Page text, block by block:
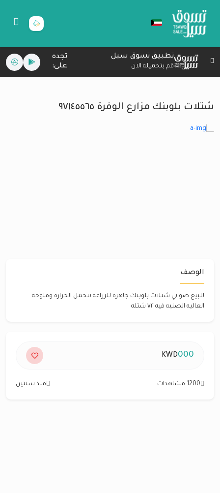
تطبيق تسوق سيل
قم بتحميله الان
تجده
على:
شتلات بلوبنك مزارع الوفرة ٩٧١٤٥٥٦٥
الوصف
للبيع صواني شتلات بلوبنك جاهزه للزراعه تتحمل الحراره وملوحه
العاليه الصنيه فيه ٧٢ شتله
000
KWD
1200 مشاهدات منذ سنتين